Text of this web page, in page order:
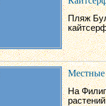
Пляж
Местные
На